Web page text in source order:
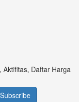
Daftar Harga